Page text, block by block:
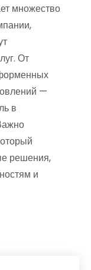
множество
От
—
в
решения,
и